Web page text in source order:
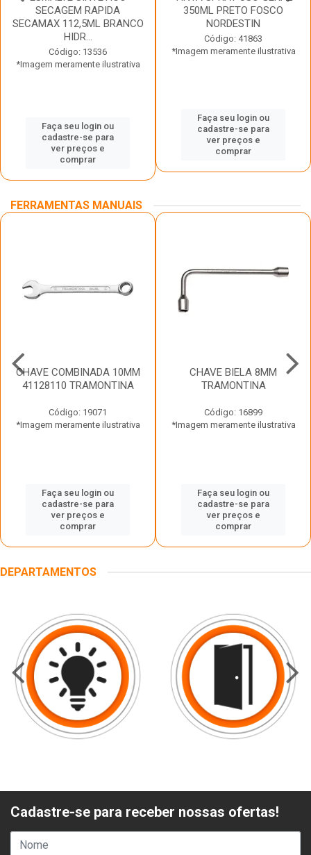
SECAGEM RAPIDA
SECAMAX 112,5ML BRANCO
HIDR...
Código: 13536
*Imagem meramente ilustrativa
Faça seu login ou
cadastre-se para
ver preços e
comprar
350ML PRETO FOSCO
NORDESTIN
Código: 41863
*Imagem meramente ilustrativa
Faça seu login ou
cadastre-se para
ver preços e
comprar
FERRAMENTAS MANUAIS
CHAVE COMBINADA 10MM
41128110 TRAMONTINA
Código: 19071
*Imagem meramente ilustrativa
Faça seu login ou
cadastre-se para
ver preços e
comprar
CHAVE BIELA 8MM
TRAMONTINA
Código: 16899
*Imagem meramente ilustrativa
Faça seu login ou
cadastre-se para
ver preços e
comprar
DEPARTAMENTOS
Cadastre-se para receber nossas ofertas!